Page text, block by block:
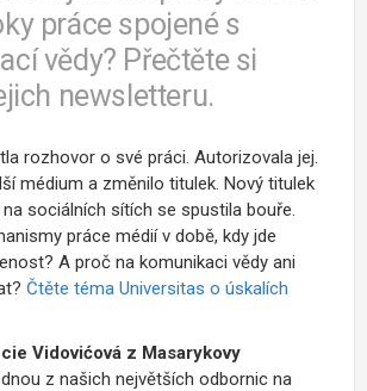
práce spojené s
vědy? Přečtěte si
newsletteru.
rozhovor o své práci. Autorizovala jej.
médium a změnilo titulek. Nový titulek
sociálních sítích se spustila bouře.
práce médií v době, kdy jde
A proč na komunikaci vědy ani
Čtěte téma Universitas o úskalích
Vidovićová z Masarykovy
z našich největších odbornic na